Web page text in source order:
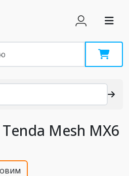
Mesh MX6